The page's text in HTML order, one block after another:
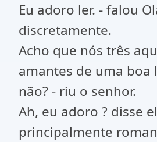
Eu adoro ler. - falou
discretamente.
Acho que nós três
amantes de uma boa
não? - riu o senhor.
Ah, eu adoro ? disse
principalmente